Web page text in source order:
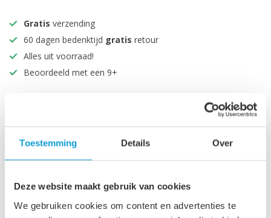
Toestemming Details Over
Deze website maakt gebruik van cookies
We gebruiken cookies om content en advertenties te
Gratis verzending
60 dagen bedenktijd gratis retour
Alles uit voorraad!
Beoordeeld met een 9+
Specificaties
Maak je aankoop compleet
Douchepaneel Milaan met